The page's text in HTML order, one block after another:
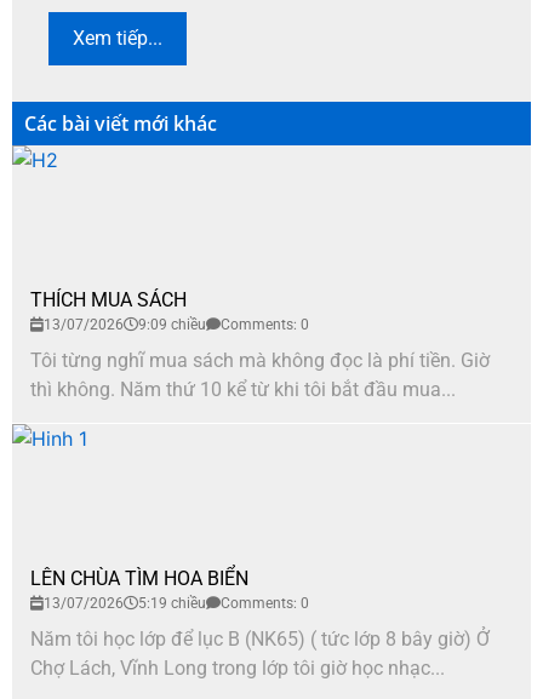
Xem tiếp...
Các bài viết mới khác
THÍCH MUA SÁCH
13/07/2026 9:09 chiều Comments: 0
Tôi từng nghĩ mua sách mà không đọc là phí tiền. Giờ
thì không. Năm thứ 10 kể từ khi tôi bắt đầu mua...
LÊN CHÙA TÌM HOA BIỂN
13/07/2026 5:19 chiều Comments: 0
Năm tôi học lớp để lục B (NK65) ( tức lớp 8 bây giờ) Ở
Chợ Lách, Vĩnh Long trong lớp tôi giờ học nhạc...